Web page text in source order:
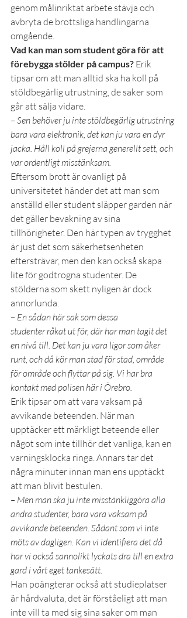
genom målinriktat arbete stävja och
avbryta de brottsliga handlingarna
omgående.
Vad kan man som student göra för att
förebygga stölder på campus? Erik
tipsar om att man alltid ska ha koll på
stöldbegärlig utrustning, de saker som
går att sälja vidare.
– Sen behöver ju inte stöldbegärlig utrustning
bara vara elektronik, det kan ju vara en dyr
jacka. Håll koll på grejerna generellt sett, och
var ordentligt misstänksam.
Eftersom brott är ovanligt på
universitetet händer det att man som
anställd eller student släpper garden när
det gäller bevakning av sina
tillhörigheter. Den här typen av trygghet
är just det som säkerhetsenheten
eftersträvar, men den kan också skapa
lite för godtrogna studenter. De
stölderna som skett nyligen är dock
annorlunda.
– En sådan här sak som dessa
studenter råkat ut för, där har man tagit det
en nivå till. Det kan ju vara ligor som åker
runt, och då kör man stad för stad, område
för område och flyttar på sig. Vi har bra
kontakt med polisen här i Örebro.
Erik tipsar om att vara vaksam på
avvikande beteenden. När man
upptäcker ett märkligt beteende eller
något som inte tillhör det vanliga, kan en
varningsklocka ringa. Annars tar det
några minuter innan man ens upptäckt
att man blivit bestulen.
– Men man ska ju inte misstänkliggöra alla
andra studenter, bara vara vaksam på
avvikande beteenden. Sådant som vi inte
möts av dagligen. Kan vi identifiera det då
har vi också sannolikt lyckats dra till en extra
gard i vårt eget tankesätt.
Han poängterar också att studieplatser
är hårdvaluta, det är förståeligt att man
inte vill ta med sig sina saker om man